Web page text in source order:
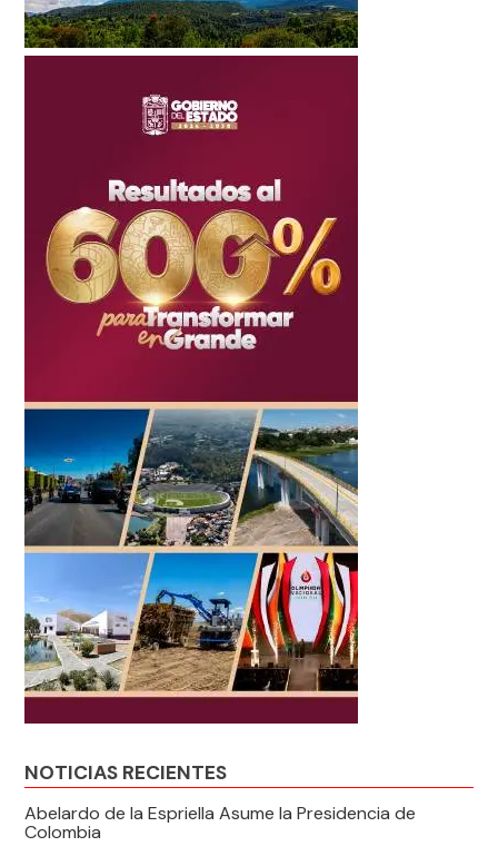
NOTICIAS RECIENTES
Abelardo de la Espriella Asume la Presidencia de
Colombia